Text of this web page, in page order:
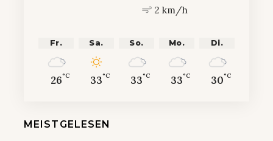
2 km/h
Fr.
26°C
Sa.
33°C
So.
33°C
Mo.
33°C
Di.
30°C
MEISTGELESEN